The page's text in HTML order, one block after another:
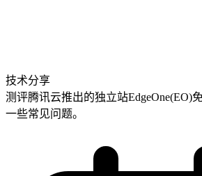
技术分享
测评腾讯云推出的独立站EdgeOne(EO)
一些常见问题。